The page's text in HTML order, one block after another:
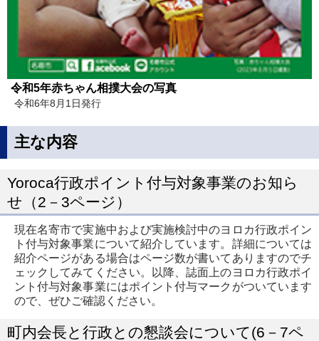
令和5年赤ちゃん相撲大会の写真
令和6年8月1日発行
主な内容
Yoroca行政ポイント付与対象事業のお知ら
せ（2－3ページ）
現在名寄市で実施中および実施検討中のヨロカ行政ポイン
ト付与対象事業について紹介しています。詳細については
紹介ページがある場合はページ数が書いてありますのでチ
ェックしてみてください。以降、誌面上のヨロカ行政ポイ
ント付与対象事業にはポイント付与マークがついています
ので、ぜひご確認ください。
町内会長と行政との懇談会について(6－7ペ